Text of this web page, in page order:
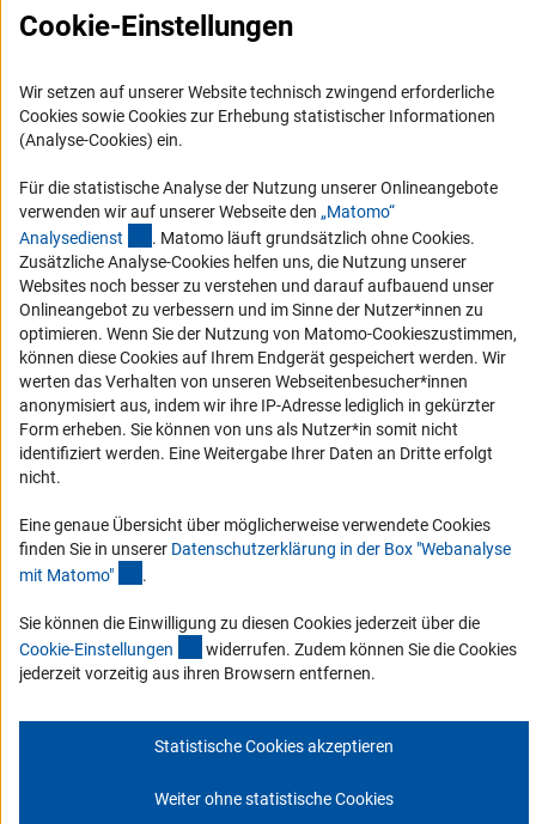
FAQ
Logo und Corporate Design
RSS-Feeds
Vergabeverfahren
Barrierefreiheit
Service und Informationen für Menschen mit Behinderungen
Erklärung zur Barrierefreiheit
Barriere melden
DFG-aktuell
Erhalten Sie Neuigkeiten aus der DFG direkt in Ihr Mailpostfach oder
schauen Sie sich die Ausgaben online an.
Zum Newsletter
Impressum Datenschutz Cookie-Einstellungen
Cookie-Einstellungen
Wir setzen auf unserer Website technisch zwingend erforderliche
Cookies sowie Cookies zur Erhebung statistischer Informationen
(Analyse-Cookies) ein.
Für die statistische Analyse der Nutzung unserer Onlineangebote
verwenden wir auf unserer Webseite den „Matomo“
Analysedienst (externer Link)
. Matomo läuft grundsätzlich ohne Cookies.
Zusätzliche Analyse-Cookies helfen uns, die Nutzung unserer
Websites noch besser zu verstehen und darauf aufbauend unser
Onlineangebot zu verbessern und im Sinne der Nutzer*innen zu
optimieren. Wenn Sie der Nutzung von Matomo-Cookieszustimmen,
können diese Cookies auf Ihrem Endgerät gespeichert werden. Wir
werten das Verhalten von unseren Webseitenbesucher*innen
anonymisiert aus, indem wir ihre IP-Adresse lediglich in gekürzter
Form erheben. Sie können von uns als Nutzer*in somit nicht
identifiziert werden. Eine Weitergabe Ihrer Daten an Dritte erfolgt
nicht.
Eine genaue Übersicht über möglicherweise verwendete Cookies
finden Sie in unserer Datenschutzerklärung in der Box "Webanalyse
mit Matomo" .
Sie können die Einwilligung zu diesen Cookies jederzeit über die
Cookie-Einstellungen (interner Link)
widerrufen. Zudem können Sie die Cookies
jederzeit vorzeitig aus ihren Browsern entfernen.
Statistische Cookies akzeptieren
Weiter ohne statistische Cookies